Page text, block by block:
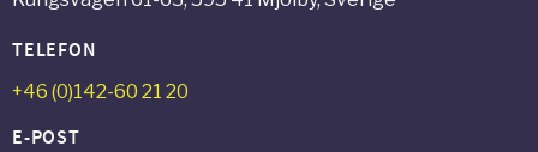
TELEFON
+46 (0)142-60 21 20
E-POST